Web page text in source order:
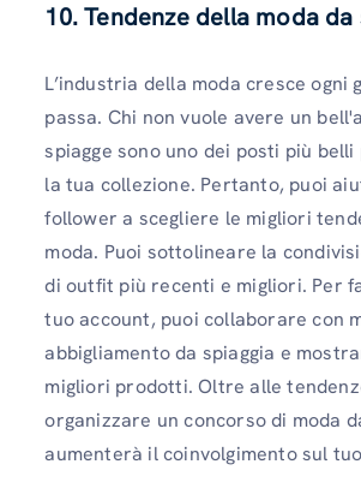
10. Tendenze della moda da
L’industria della moda cresce ogni
passa. Chi non vuole avere un
spiagge sono uno dei posti più
la tua collezione. Pertanto, puoi
follower a scegliere le migliori
moda. Puoi sottolineare la
di outfit più recenti e migliori. Per
tuo account, puoi collaborare con
abbigliamento da spiaggia e
migliori prodotti. Oltre alle
organizzare un concorso di moda
aumenterà il coinvolgimento sul